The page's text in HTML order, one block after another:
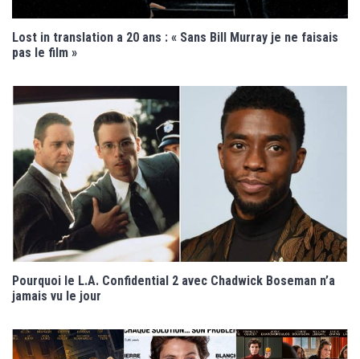
Lost in translation a 20 ans : « Sans Bill Murray je ne faisais
pas le film »
Pourquoi le L.A. Confidential 2 avec Chadwick Boseman n’a
jamais vu le jour